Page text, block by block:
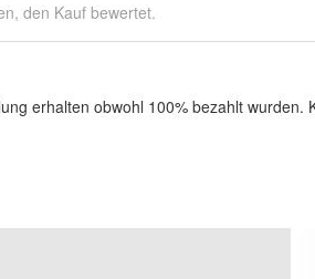
den Kauf bewertet.
erhalten obwohl 100% bezahlt